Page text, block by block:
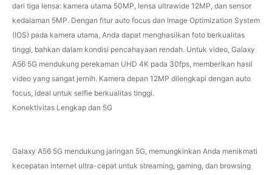
dari tiga lensa: kamera utama 50MP, lensa ultrawide 12MP, dan sensor
kedalaman 5MP. Dengan fitur auto focus dan Image Optimization System
(IOS) pada kamera utama, Anda dapat menghasilkan foto berkualitas
tinggi, bahkan dalam kondisi pencahayaan rendah. Untuk video, Galaxy
A56 5G mendukung perekaman UHD 4K pada 30fps, memberikan hasil
video yang sangat jernih. Kamera depan 12MP dilengkapi dengan auto
focus, ideal untuk selfie berkualitas tinggi.
Konektivitas Lengkap dan 5G
Galaxy A56 5G mendukung jaringan 5G, memungkinkan Anda menikmati
kecepatan internet ultra-cepat untuk streaming, gaming, dan browsing